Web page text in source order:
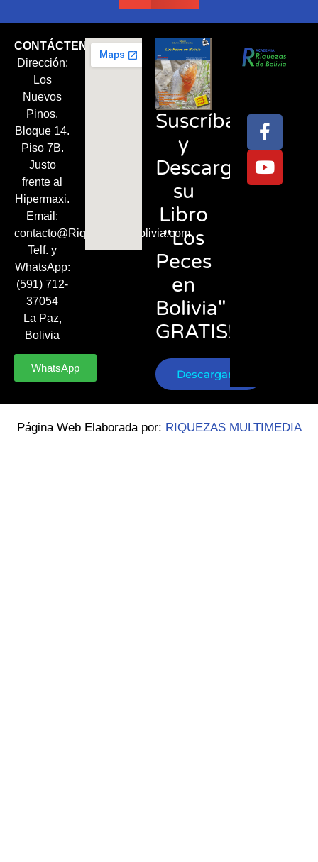
CONTÁCTENOS
Dirección:
Los
Nuevos
Pinos.
Bloque 14.
Piso 7B.
Justo
frente al
Hipermaxi.
Email:
contacto@RiquezasDeBolivia.com
Telf. y
WhatsApp:
(591) 712-
37054
La Paz,
Bolivia
WhatsApp
Suscríbase
y
Descargue
su
Libro
"Los
Peces
en
Bolivia"
GRATIS!
Descargar
Página Web Elaborada por: RIQUEZAS MULTIMEDIA